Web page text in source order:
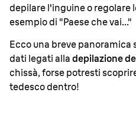
depilare l'inguine o regolare
esempio di "Paese che vai..."
Ecco una breve panoramica
dati legati alla depilazione
chissà, forse potresti
tedesco dentro!